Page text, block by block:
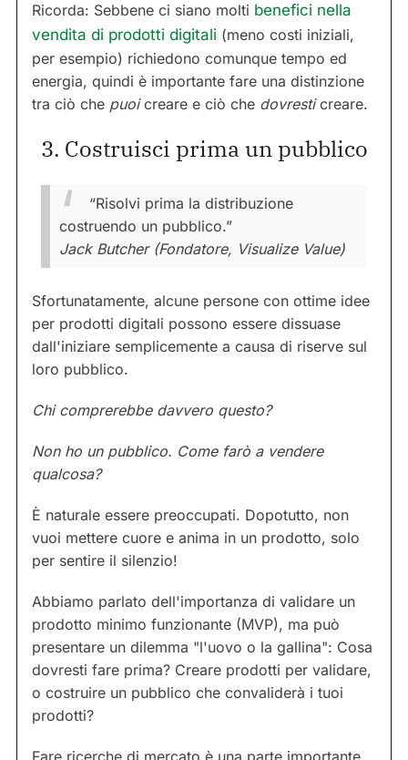
Ricorda: Sebbene ci siano molti benefici nella
vendita di prodotti digitali (meno costi iniziali,
per esempio) richiedono comunque tempo ed
energia, quindi è importante fare una distinzione
tra ciò che puoicreare e ciò che dovresticreare.
3. Costruisci prima un pubblico
“Risolvi prima la distribuzione
costruendo un pubblico.”
Jack Butcher (Fondatore, Visualize Value)
Sfortunatamente, alcune persone con ottime idee
per prodotti digitali possono essere dissuase
dall'iniziare semplicemente a causa di riserve sul
loro pubblico.
Chi comprerebbe davvero questo?
Non ho un pubblico. Come farò a vendere
qualcosa?
È naturale essere preoccupati. Dopotutto, non
vuoi mettere cuore e anima in un prodotto, solo
per sentire il silenzio!
Abbiamo parlato dell'importanza di validare un
prodotto minimo funzionante (MVP), ma può
presentare un dilemma "l'uovo o la gallina": Cosa
dovresti fare prima? Creare prodotti per validare,
o costruire un pubblico che convaliderà i tuoi
prodotti?